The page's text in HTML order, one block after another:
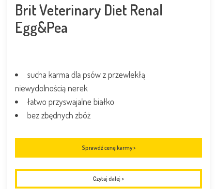
Brit Veterinary Diet Renal
Egg&Pea
sucha karma dla psów z przewlekłą
niewydolnością nerek
łatwo przyswajalne białko
bez zbędnych zbóż
Sprawdź cenę karmy >
Czytaj dalej >